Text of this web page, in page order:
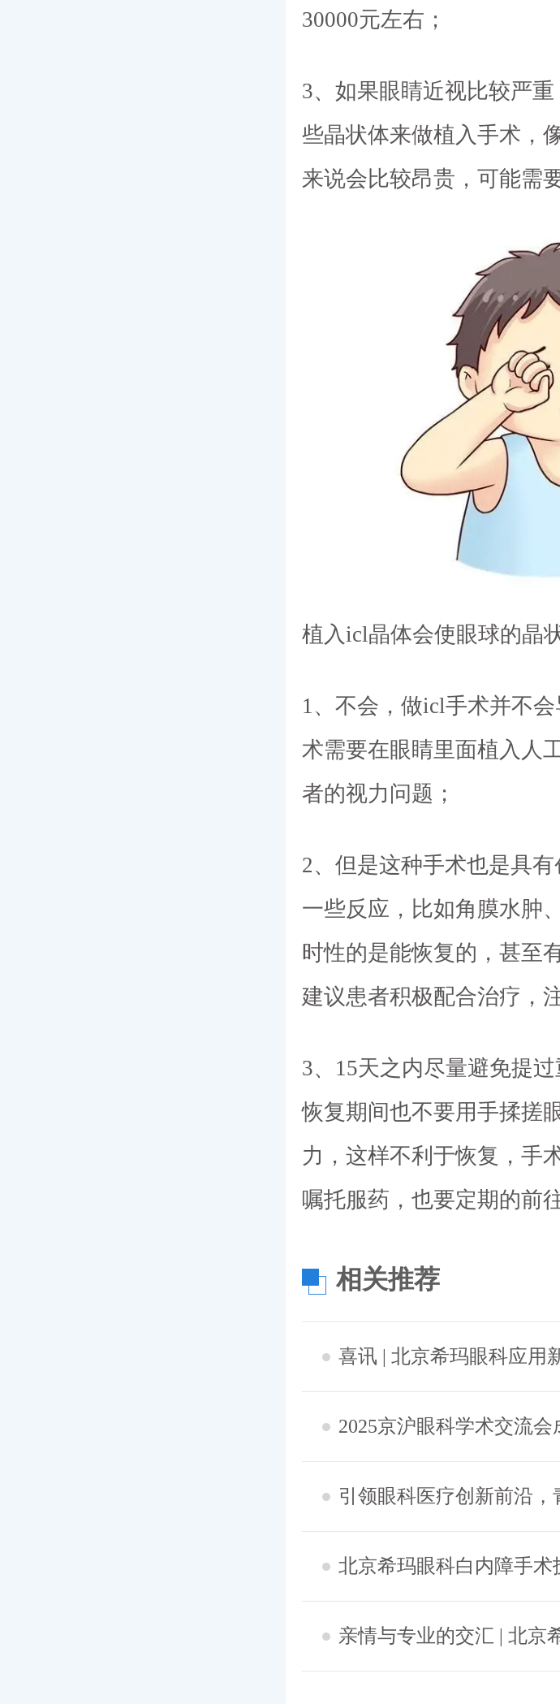
30000元左右；
3、如果眼睛近视比较严
些晶状体来做植入手术，
来说会比较昂贵，可能需
植入icl晶体会使眼球的晶
1、不会，做icl手术并不
术需要在眼睛里面植入人
者的视力问题；
2、但是这种手术也是具
一些反应，比如角膜水肿
时性的是能恢复的，甚至
建议患者积极配合治疗，
3、15天之内尽量避免提
恢复期间也不要用手揉搓
力，这样不利于恢复，手
嘱托服药，也要定期的前
相关推荐